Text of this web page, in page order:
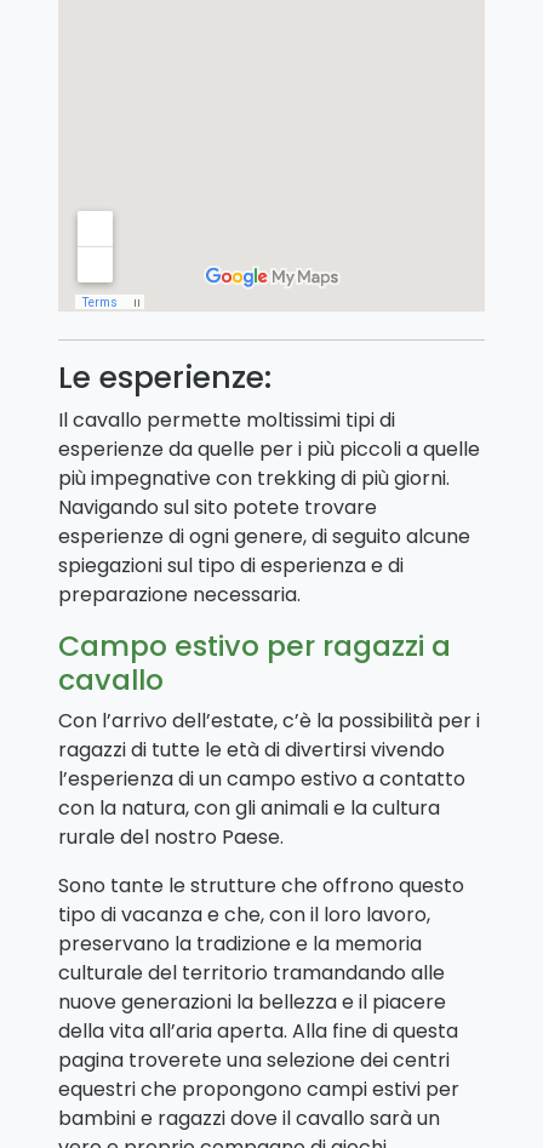
Le esperienze:
Il cavallo permette moltissimi tipi di
esperienze da quelle per i più piccoli a quelle
più impegnative con trekking di più giorni.
Navigando sul sito potete trovare
esperienze di ogni genere, di seguito alcune
spiegazioni sul tipo di esperienza e di
preparazione necessaria.
Campo estivo per ragazzi a
cavallo
Con l’arrivo dell’estate, c’è la possibilità per i
ragazzi di tutte le età di divertirsi vivendo
l’esperienza di un campo estivo a contatto
con la natura, con gli animali e la cultura
rurale del nostro Paese.
Sono tante le strutture che offrono questo
tipo di vacanza e che, con il loro lavoro,
preservano la tradizione e la memoria
culturale del territorio tramandando alle
nuove generazioni la bellezza e il piacere
della vita all’aria aperta. Alla fine di questa
pagina troverete una selezione dei centri
equestri che propongono campi estivi per
bambini e ragazzi dove il cavallo sarà un